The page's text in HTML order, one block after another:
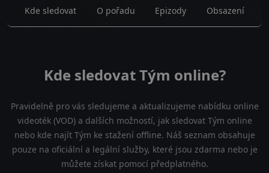
Kde sledovat O pořadu Epizody Obsazení
Kde sledovat Tým online?
Pravidelně pro vás sledujeme a aktualizujeme nabídku online
videoték (VOD) a dalších možností, jak sledovat Tým online
nebo kde najít Tým ke stažení offline. Náš seznam obsahuje
pouze na oficiální a legální služby, které jsou zdarma nebo je
můžete získat pomocí předplatného.